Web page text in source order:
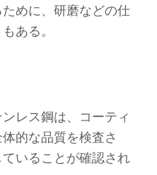
めに、研磨などの仕
ある。
レス鋼は、コーティ
的な品質を検査さ
いることが確認され